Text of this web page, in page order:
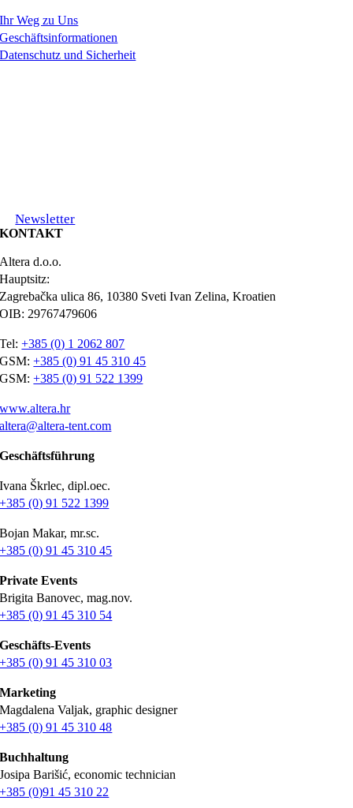
Ihr Weg zu Uns
Geschäftsinformationen
Datenschutz und Sicherheit
Newsletter
KONTAKT
Altera d.o.o.
Hauptsitz:
Zagrebačka ulica 86, 10380 Sveti Ivan Zelina, Kroatien
OIB: 29767479606
Tel:+385 (0) 1 2062 807
GSM:+385 (0) 91 45 310 45
GSM:+385 (0) 91 522 1399
www.altera.hr
altera@altera-tent.com
Geschäftsführung
Ivana Škrlec, dipl.oec.
+385 (0) 91 522 1399
Bojan Makar, mr.sc.
+385 (0) 91 45 310 45
Private Events
Brigita Banovec, mag.nov.
+385 (0) 91 45 310 54
Geschäfts-Events
+385 (0) 91 45 310 03
Marketing
Magdalena Valjak, graphic designer
+385 (0) 91 45 310 48
Buchhaltung
Josipa Barišić, economic technician
+385 (0)91 45 310 22